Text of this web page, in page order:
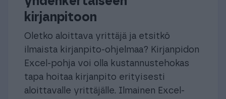
kirjanpitoon
Oletko aloittava yrittäjä ja etsitkö
ilmaista kirjanpito-ohjelmaa? Kirjanpidon
Excel-pohja voi olla kustannustehokas
tapa hoitaa kirjanpito erityisesti
aloittavalle yrittäjälle. Ilmainen Excel-